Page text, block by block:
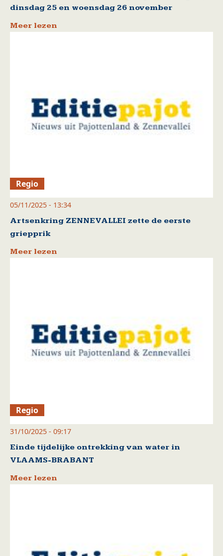
dinsdag 25 en woensdag 26 november
Meer lezen
Regio
05/11/2025 - 13:34
Artsenkring ZENNEVALLEI zette de eerste
griepprik
Meer lezen
Regio
31/10/2025 - 09:17
Einde tijdelijke ontrekking van water in
VLAAMS-BRABANT
Meer lezen